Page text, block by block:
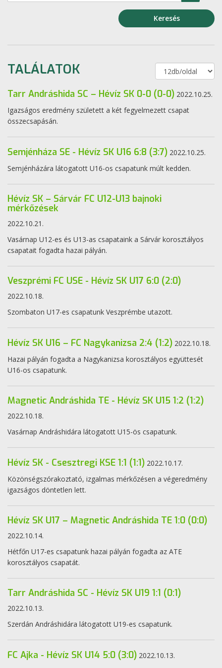
Keresés
TALÁLATOK
Tarr Andráshida SC – Hévíz SK 0-0 (0-0) 2022.10.25.
Igazságos eredmény született a két fegyelmezett csapat
összecsapásán.
Semjénháza SE - Hévíz SK U16 6:8 (3:7) 2022.10.25.
Semjénházára látogatott U16-os csapatunk múlt kedden.
Hévíz SK – Sárvár FC U12-U13 bajnoki
mérkőzések
2022.10.21.
Vasárnap U12-es és U13-as csapataink a Sárvár korosztályos
csapatait fogadta hazai pályán.
Veszprémi FC USE - Hévíz SK U17 6:0 (2:0)
2022.10.18.
Szombaton U17-es csapatunk Veszprémbe utazott.
Hévíz SK U16 – FC Nagykanizsa 2:4 (1:2) 2022.10.18.
Hazai pályán fogadta a Nagykanizsa korosztályos együttesét
U16-os csapatunk.
Magnetic Andráshida TE - Hévíz SK U15 1:2 (1:2)
2022.10.18.
Vasárnap Andráshidára látogatott U15-ös csapatunk.
Hévíz SK - Csesztregi KSE 1:1 (1:1) 2022.10.17.
Közönségszórakoztató, izgalmas mérkőzésen a végeredmény
igazságos döntetlen lett.
Hévíz SK U17 – Magnetic Andráshida TE 1:0 (0:0)
2022.10.14.
Hétfőn U17-es csapatunk hazai pályán fogadta az ATE
korosztályos csapatát.
Tarr Andráshida SC - Hévíz SK U19 1:1 (0:1)
2022.10.13.
Szerdán Andráshidára látogatott U19-es csapatunk.
FC Ajka - Hévíz SK U14 5:0 (3:0) 2022.10.13.